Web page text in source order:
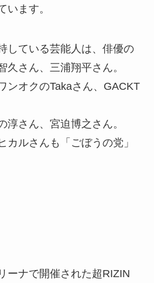
います。
している芸能人は、俳優の
久さん、三浦翔平さん。
ンオクのTakaさん、GACKT
淳さん、宮迫博之さん。
カルさんも「ごぼうの党」
ーナで開催された超RIZIN